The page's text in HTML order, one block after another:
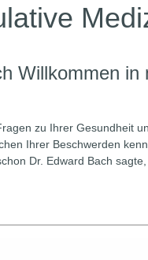
Willkommen in
zu Ihrer Gesundheit
Ihrer Beschwerden
Dr. Edward Bach